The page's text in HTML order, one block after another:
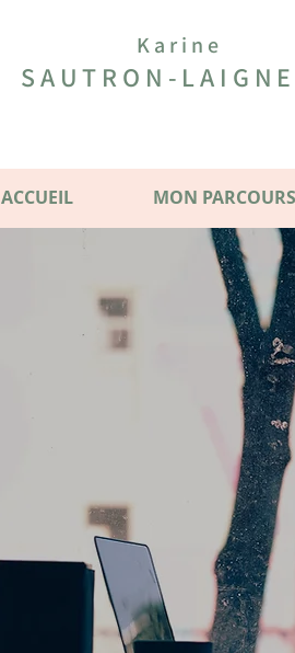
Karine
SAUTRON-
ACCUEIL MON PARCOURS